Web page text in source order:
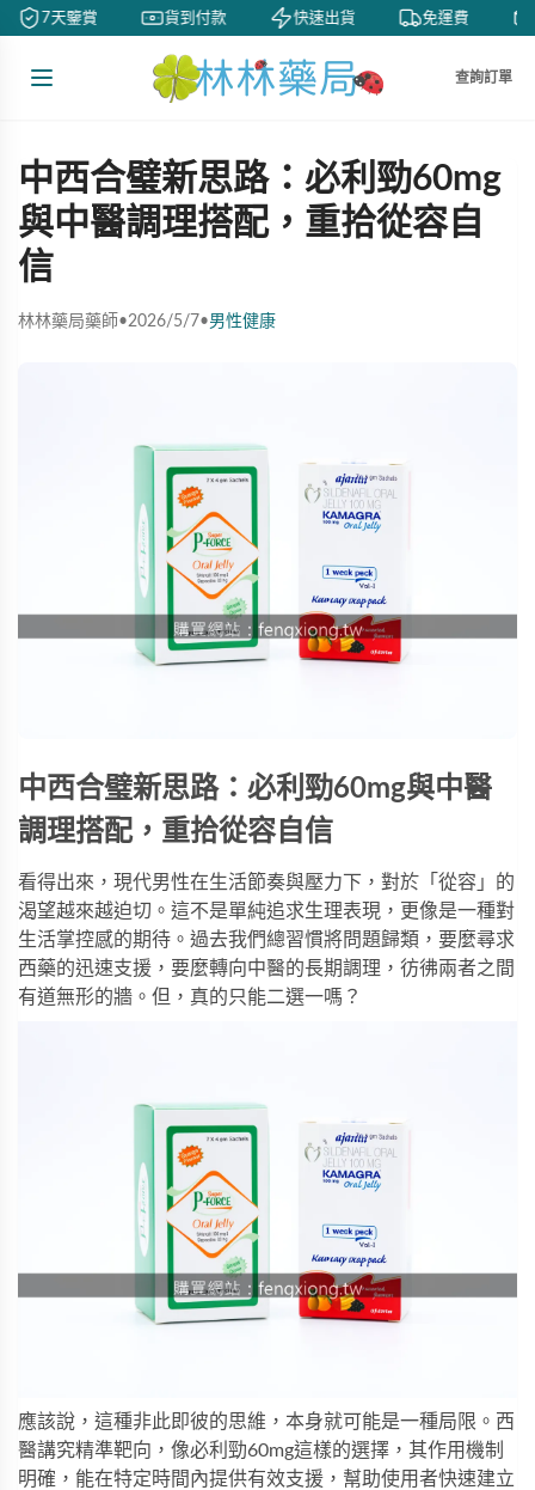
7天鑒賞 貨到付款 快速出貨 免運費
查詢訂單
中西合璧新思路：必利勁60mg
與中醫調理搭配，重拾從容自
信
林林藥局藥師•2026/5/7•男性健康
中西合璧新思路：必利勁60mg與中醫
調理搭配，重拾從容自信
看得出來，現代男性在生活節奏與壓力下，對於「從容」的
渴望越來越迫切。這不是單純追求生理表現，更像是一種對
生活掌控感的期待。過去我們總習慣將問題歸類，要麼尋求
西藥的迅速支援，要麼轉向中醫的長期調理，彷彿兩者之間
有道無形的牆。但，真的只能二選一嗎？
應該說，這種非此即彼的思維，本身就可能是一種局限。西
醫講究精準靶向，像必利勁60mg這樣的選擇，其作用機制
明確，能在特定時間內提供有效支援，幫助使用者快速建立